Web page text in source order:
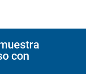
con